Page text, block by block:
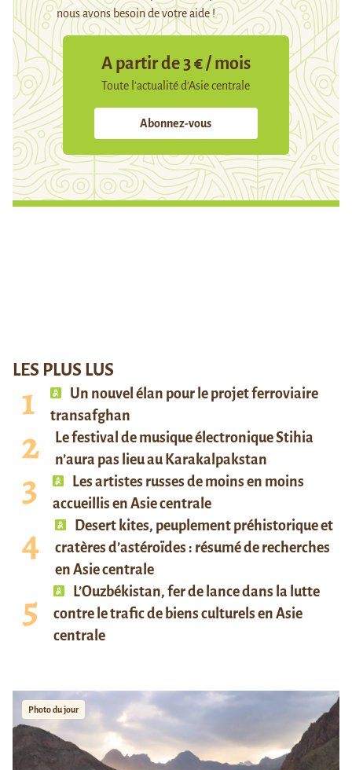
nous avons besoin de votre aide !
A partir de 3 € / mois
Toute l’actualité d’Asie centrale
Abonnez-vous
LES PLUS LUS
Un nouvel élan pour le projet ferroviaire
transafghan
Le festival de musique électronique Stihia
n’aura pas lieu au Karakalpakstan
Les artistes russes de moins en moins
accueillis en Asie centrale
Desert kites, peuplement préhistorique et
cratères d’astéroïdes : résumé de recherches
en Asie centrale
L’Ouzbékistan, fer de lance dans la lutte
contre le trafic de biens culturels en Asie
centrale
Photo du jour